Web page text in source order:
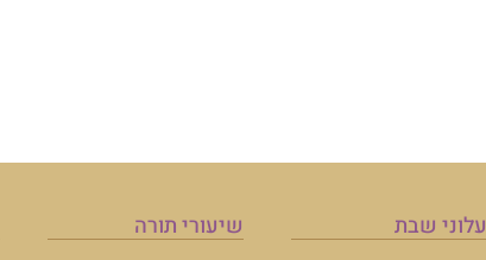
עלוני שבת שיעורי תורה